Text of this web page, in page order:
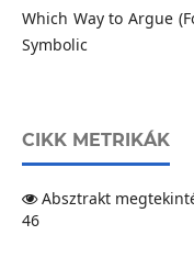
Which Way to Argue
Symbolic
CIKK METRIKÁK
Absztrakt
46